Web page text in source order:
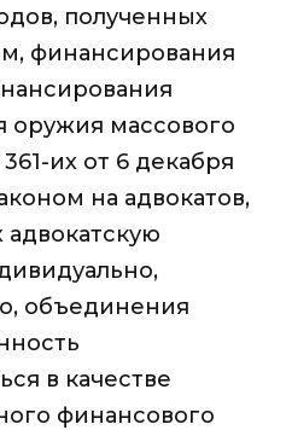
полученных
финансирования
оружия массового
их от 6 декабря
на адвокатов,
объединения
в качестве
финансового